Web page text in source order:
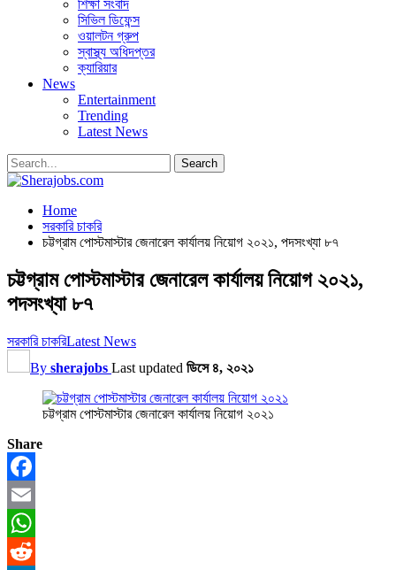
শিক্ষা সংবাদ
সিভিল ডিফেন্স
ওয়ালটন গ্রুপ
স্বাস্থ্য অধিদপ্তর
ক্যারিয়ার
News
Entertainment
Trending
Latest News
Home
সরকারি চাকরি
চট্টগ্রাম পোস্টমাস্টার জেনারেল কার্যালয় নিয়োগ ২০২১, পদসংখ্যা ৮৭
চট্টগ্রাম পোস্টমাস্টার জেনারেল কার্যালয় নিয়োগ ২০২১,
পদসংখ্যা ৮৭
সরকারি চাকরিLatest News
By sherajobs Last updated ডিসে ৪, ২০২১
চট্টগ্রাম পোস্টমাস্টার জেনারেল কার্যালয় নিয়োগ ২০২১
Share
Facebook
Email
WhatsApp